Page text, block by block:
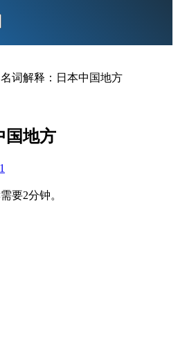
名词解释：日本中国地方
国地方
要2分钟。